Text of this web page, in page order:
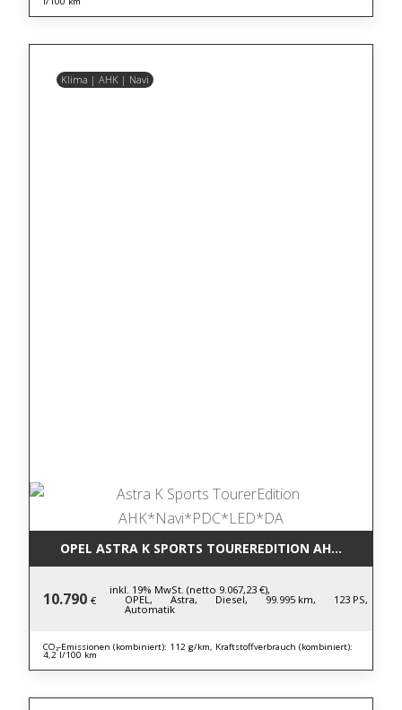
Klima | AHK | Navi
OPEL ASTRA K SPORTS TOUREREDITION
10.790 €
inkl. 19% MwSt. (netto 9.067,23 €),
OPEL, Astra, Diesel, 99.995 km, 123 PS,
Automatik
CO₂-Emissionen (kombiniert): 112 g/km, Kraftstoffverbrauch (kombiniert):
4,2 l/100 km